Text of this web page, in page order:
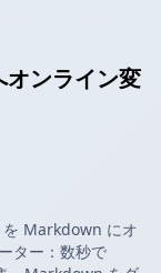
オンライン変
を Markdown にオ
ター：数秒で